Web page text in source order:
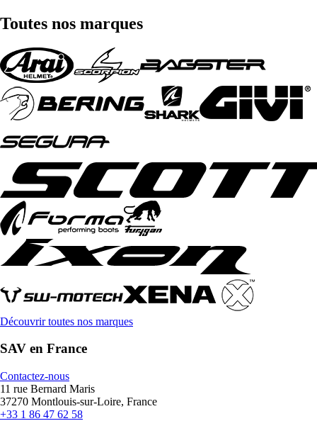
Toutes nos marques
Découvrir toutes nos marques
SAV en France
Contactez-nous
11 rue Bernard Maris
37270 Montlouis-sur-Loire, France
+33 1 86 47 62 58